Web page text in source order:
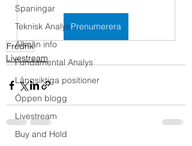
Spaningar
Teknisk Analys
Allmän info
Fundamental Analys
Långsiktiga positioner
Öppen blogg
Livestream
Buy and Hold
Prenumerera
Fredrik
Livestream